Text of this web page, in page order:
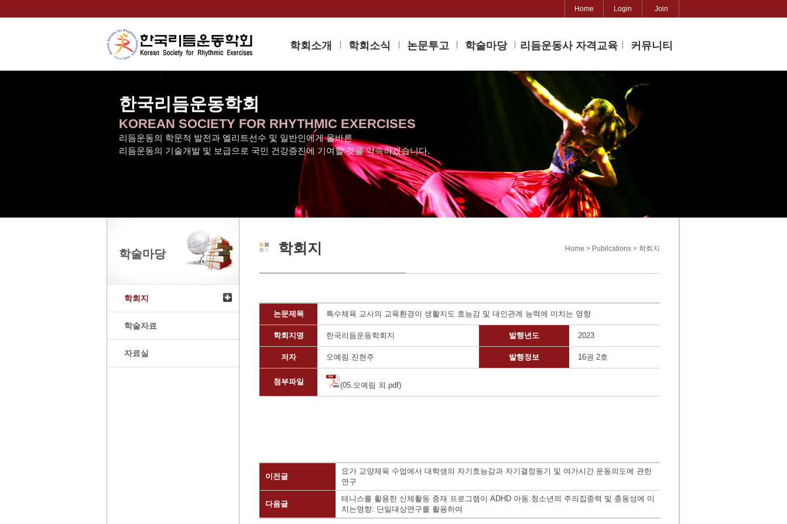
Home Login Join
학회소개 학회소식 논문투고 학술마당 리듬운동사 자격교육 커뮤니티
한국리듬운동학회
KOREAN SOCIETY FOR RHYTHMIC EXERCISES
리듬운동의 학문적 발전과 엘리트선수 및 일반인에게 올바른
리듬운동의 기술개발 및 보급으로 국민 건강증진에 기여할 것을 약속하겠습니다.
학술마당
학회지
학술자료
자료실
학회지 Home > Pubilcations > 학회지
논문제목 특수체육 교사의 교육환경이 생활지도 효능감 및 대인관계 능력에 미치는 영향
학회지명 한국리듬운동학회지 발행년도 2023
저자 오예림.진현주 발행정보 16권 2호
첨부파일 (05.오예림 외.pdf)
이전글
요가 교양체육 수업에서 대학생의 자기효능감과 자기결정동기 및 여가시간 운동의도에 관한
연구
다음글
테니스를 활용한 신체활동 중재 프로그램이 ADHD 아동.청소년의 주의집중력 및 충동성에 미
치는영향: 단일대상연구를 활용하여